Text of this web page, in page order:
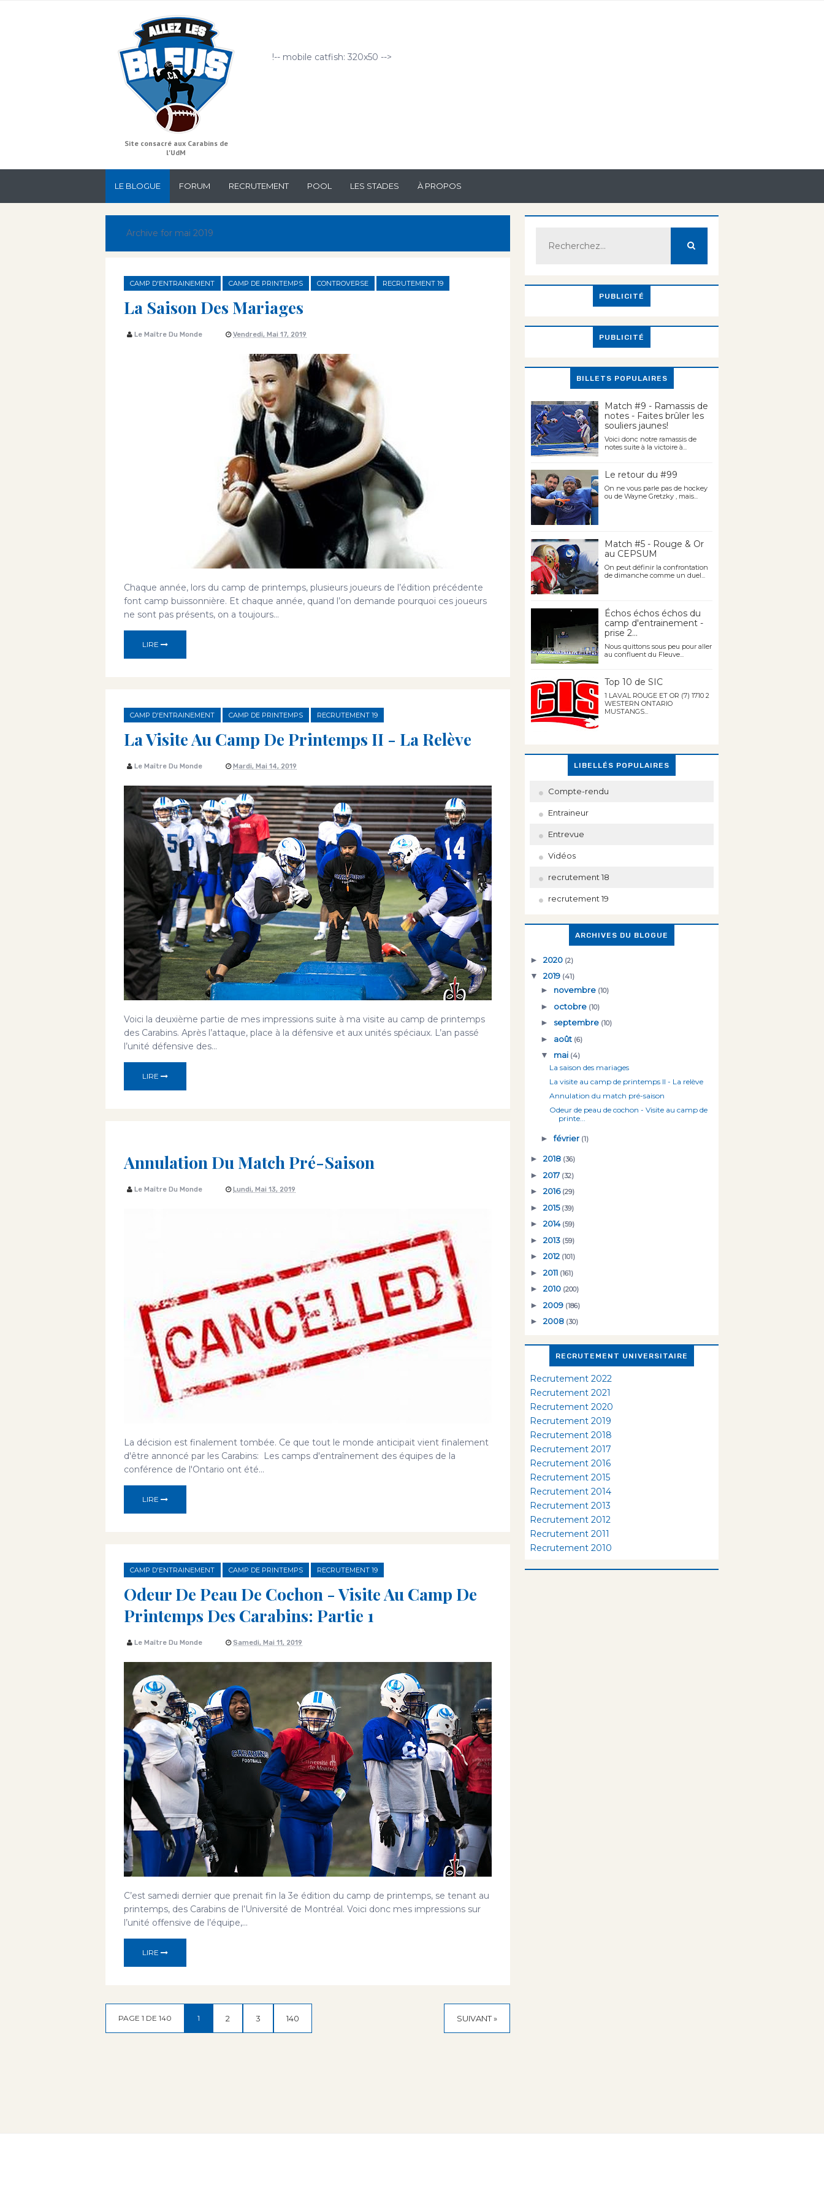
Site consacré aux Carabins de
l'UdM
!-- mobile catfish: 320x50 -->
LE BLOGUE FORUM RECRUTEMENT POOL LES STADES À PROPOS
Archive for mai 2019
CAMP D'ENTRAINEMENT CAMP DE PRINTEMPS CONTROVERSE RECRUTEMENT 19
La Saison Des Mariages
Le Maître Du Monde Vendredi, Mai 17, 2019
Chaque année, lors du camp de printemps, plusieurs joueurs de l’édition précédente
font camp buissonnière. Et chaque année, quand l’on demande pourquoi ces joueurs
ne sont pas présents, on a toujours...
LIRE
CAMP D'ENTRAINEMENT CAMP DE PRINTEMPS RECRUTEMENT 19
La Visite Au Camp De Printemps II - La Relève
Le Maître Du Monde Mardi, Mai 14, 2019
Voici la deuxième partie de mes impressions suite à ma visite au camp de printemps
des Carabins. Après l’attaque, place à la défensive et aux unités spéciaux. L’an passé
l’unité défensive des...
LIRE
Annulation Du Match Pré-Saison
Le Maître Du Monde Lundi, Mai 13, 2019
La décision est finalement tombée. Ce que tout le monde anticipait vient finalement
d'être annoncé par les Carabins: Les camps d'entraînement des équipes de la
conférence de l'Ontario ont été...
LIRE
CAMP D'ENTRAINEMENT CAMP DE PRINTEMPS RECRUTEMENT 19
Odeur De Peau De Cochon - Visite Au Camp De
Printemps Des Carabins: Partie 1
Le Maître Du Monde Samedi, Mai 11, 2019
C’est samedi dernier que prenait fin la 3e édition du camp de printemps, se tenant au
printemps, des Carabins de l’Université de Montréal. Voici donc mes impressions sur
l’unité offensive de l’équipe,...
LIRE
PAGE 1 DE 140 1 2 3 140 SUIVANT »
PUBLICITÉ
PUBLICITÉ
BILLETS POPULAIRES
Match #9 - Ramassis de
notes - Faites brûler les
souliers jaunes!
Voici donc notre ramassis de
notes suite à la victoire à...
Le retour du #99
On ne vous parle pas de hockey
ou de Wayne Gretzky , mais...
Match #5 - Rouge & Or
au CEPSUM
On peut définir la confrontation
de dimanche comme un duel...
Échos échos échos du
camp d'entrainement -
prise 2...
Nous quittons sous peu pour aller
au confluent du Fleuve...
Top 10 de SIC
1 LAVAL ROUGE ET OR (7) 1710 2
WESTERN ONTARIO
MUSTANGS...
LIBELLÉS POPULAIRES
Compte-rendu
Entraineur
Entrevue
Vidéos
recrutement 18
recrutement 19
ARCHIVES DU BLOGUE
► 2020 (2)
▼ 2019 (41)
► novembre (10)
► octobre (10)
► septembre (10)
► août (6)
▼ mai (4)
La saison des mariages
La visite au camp de printemps II - La relève
Annulation du match pré-saison
Odeur de peau de cochon - Visite au camp de
printe...
►février (1)
► 2018 (36)
► 2017 (32)
► 2016 (29)
► 2015 (39)
► 2014 (59)
► 2013 (59)
► 2012 (101)
► 2011 (161)
► 2010 (200)
► 2009 (186)
► 2008 (30)
RECRUTEMENT UNIVERSITAIRE
Recrutement 2022
Recrutement 2021
Recrutement 2020
Recrutement 2019
Recrutement 2018
Recrutement 2017
Recrutement 2016
Recrutement 2015
Recrutement 2014
Recrutement 2013
Recrutement 2012
Recrutement 2011
Recrutement 2010